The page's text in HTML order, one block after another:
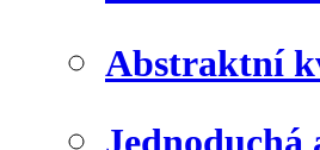
Abstraktní